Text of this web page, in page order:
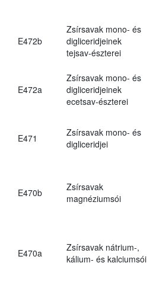
E472b
Zsírsavak mono- és
digliceridjeinek
tejsav-észterei
E472a
Zsírsavak mono- és
digliceridjeinek
ecetsav-észterei
E471
Zsírsavak mono- és
digliceridjei
E470b
Zsírsavak
magnéziumsói
E470a
Zsírsavak nátrium-,
kálium- és kalciumsói